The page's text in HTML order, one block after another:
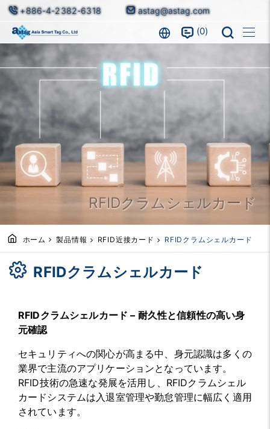
+886-4-2382-6318 astag@astag.com
0
RFIDクラムシェルカード
ホーム 製品情報 RFID近接カード RFIDクラムシェルカード
RFIDクラムシェルカード
RFIDクラムシェルカード – 耐久性と信頼性の高い身
元確認
セキュリティへの関心が高まる中、身元認識は多くの
業界で主流のアプリケーションとなっています。
RFID技術の急速な発展を活用し、RFIDクラムシェル
カードシステムは入退室管理や勤怠管理に幅広く適用
されています。